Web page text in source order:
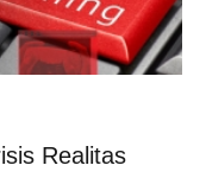
Realitas